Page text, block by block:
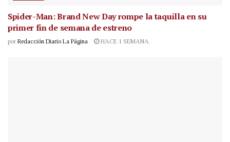
Spider-Man: Brand New Day rompe la taquilla en su
primer fin de semana de estreno
por Redacción Diario La Página HACE 1 SEMANA